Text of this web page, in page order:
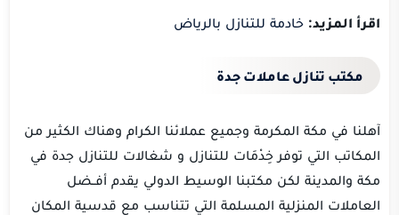
اقرأ المزيد: خادمة للتنازل بالرياض
مكتب تنازل عاملات جدة
‏آهلنا في مكة المكرمة وجميع عملائنا الكرام وهناك الكثير من
المكاتب التي توفر خِدْمَات للتنازل و شغالات للتنازل جدة في
مكة والمدينة لكن مكتبنا الوسيط الدولي يقدم أفــضل
العاملات المنزلية المسلمة التي تتناسب مع قدسية المكان